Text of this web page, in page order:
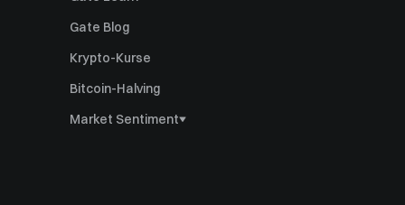
Gate Blog
Krypto-Kurse
Bitcoin-Halving
Market Sentiment